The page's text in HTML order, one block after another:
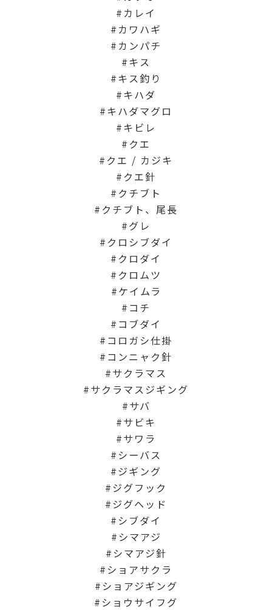
カレイ
カワハギ
カンパチ
キス
キス釣り
キハダ
キハダマグロ
キビレ
クエ
クエ / カジキ
クエ針
クチブト
クチブト、尾長
グレ
クロシブダイ
クロダイ
クロムツ
ケイムラ
コチ
コブダイ
コロガシ仕掛
コンニャク針
サクラマス
サクラマスジギング
サバ
サビキ
サワラ
シーバス
ジギング
ジグフック
ジグヘッド
シブダイ
シマアジ
シマアジ針
ショアサクラ
ショアジギング
ショウサイフグ